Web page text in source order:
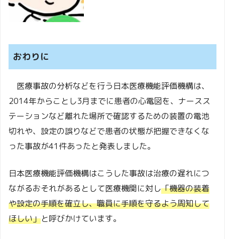
おわりに
医療事故の分析などを行う日本医療機能評価機構は、
2014年からことし3月までに患者の心電図を、ナースス
テーションなど離れた場所で確認するための装置の電池
切れや、設定の誤りなどで患者の状態が把握できなくな
った事故が41件あったと発表しました。
日本医療機能評価機構はこうした事故は治療の遅れにつ
ながるおそれがあるとして医療機関に対し「機器の装着
や設定の手順を確立し、職員に手順を守るよう周知して
ほしい」と呼びかけています。